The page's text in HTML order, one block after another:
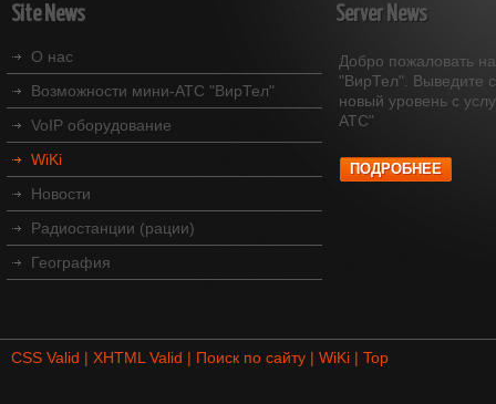
SiteNews
О нас
Возможности мини-АТС "ВирТел"
VoIP оборудование
WiKi
Новости
Радиостанции (рации)
География
ServerNews
Добро пожаловать
"ВирТел". Выведите
новый уровень с
АТС"
ПОДРОБНЕЕ
CSS Valid | XHTML Valid | Поиск по сайту | WiKi | Top